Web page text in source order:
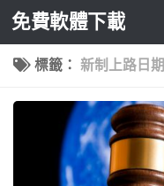
Skip to content
免費軟體下載
標籤： 新制上路日期